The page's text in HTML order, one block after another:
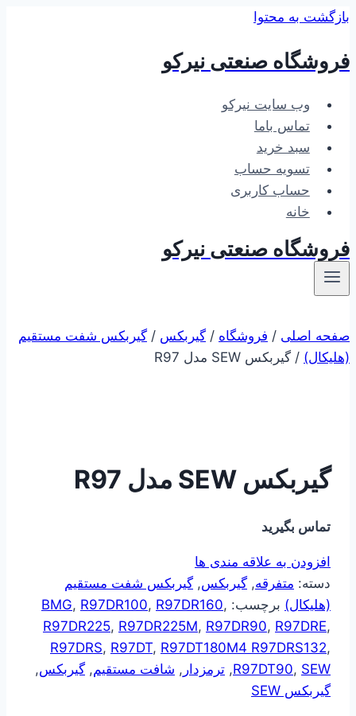
بازگشت به محتوا
فروشگاه صنعتی نیرکو
وب سایت نیرکو
تماس باما
سبد خرید
تسویه حساب
حساب کاربری
خانه
فروشگاه صنعتی نیرکو
صفحه اصلی / فروشگاه / گیربکس / گیربکس شفت مستقیم
(هلیکال) / گیربکس SEW مدل R97
گیربکس SEW مدل R97
تماس بگیرید
افزودن به علاقه مندی ها
دسته: متفرقه, گیربکس, گیربکس شفت مستقیم
(هلیکال) برچسب: BMG, R97DR100, R97DR160,
R97DR225, R97DR225M, R97DR90, R97DRE,
R97DRS, R97DT, R97DT180M4 R97DRS132,
R97DT90, SEW
, ترمزدار , شافت مستقیم, گیربکس,
گیربکس SEW